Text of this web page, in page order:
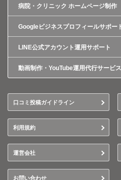
病院・クリニック ホームページ制作
Googleビジネスプロフィールサポー
LINE公式アカウント運用サポート
動画制作・YouTube運用代行サービ
口コミ投稿ガイドライン
利用規約
運営会社
お問い合わせ